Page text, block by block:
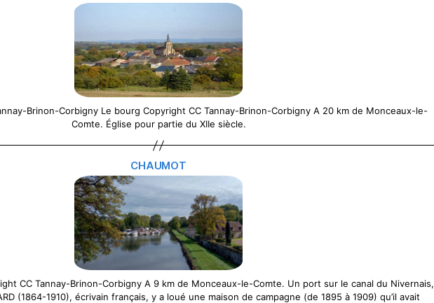
Brinon-Corbigny Le bourg Copyright CC Tannay-Brinon-Corbigny A 20 km de Monceaux-le-
Comte. Église pour partie du XIIe siècle.
CHAUMOT
CC Tannay-Brinon-Corbigny A 9 km de Monceaux-le-Comte. Un port sur le canal du Nivernais,
(1864-1910), écrivain français, y a loué une maison de campagne (de 1895 à 1909) qu’il avait